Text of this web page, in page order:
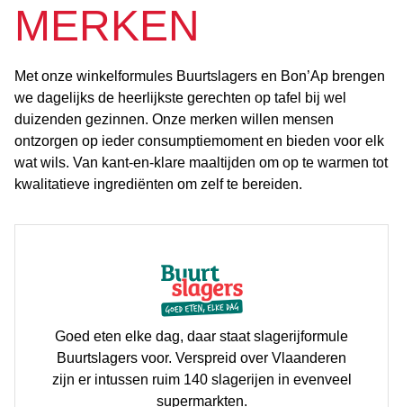
MERKEN
Met onze winkelformules Buurtslagers en Bon’Ap brengen
we dagelijks de heerlijkste gerechten op tafel bij wel
duizenden gezinnen. Onze merken willen mensen
ontzorgen op ieder consumptiemoment en bieden voor elk
wat wils. Van kant-en-klare maaltijden om op te warmen tot
kwalitatieve ingrediënten om zelf te bereiden.
Goed eten elke dag, daar staat slagerijformule
Buurtslagers voor. Verspreid over Vlaanderen
zijn er intussen ruim 140 slagerijen in evenveel
supermarkten.